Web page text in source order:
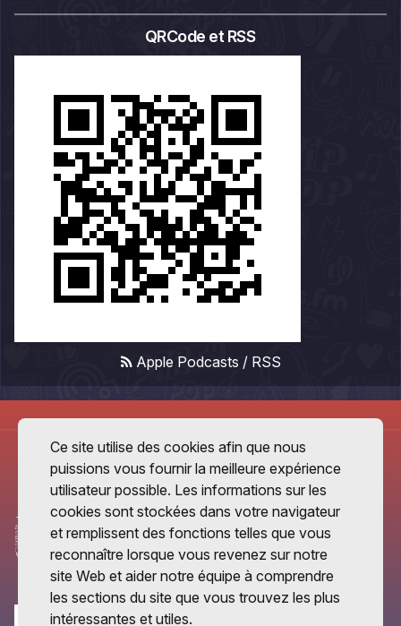
QRCode et RSS
Apple Podcasts / RSS
Ce site utilise des cookies afin que nous
puissions vous fournir la meilleure expérience
utilisateur possible. Les informations sur les
cookies sont stockées dans votre navigateur
et remplissent des fonctions telles que vous
reconnaître lorsque vous revenez sur notre
site Web et aider notre équipe à comprendre
les sections du site que vous trouvez les plus
intéressantes et utiles.